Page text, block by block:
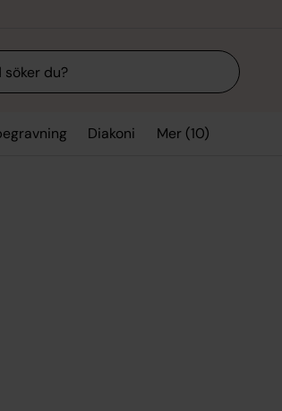
Diakoni Mer (10)